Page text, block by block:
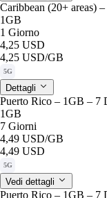
Caribbean (20+ areas)
1GB
1 Giorno
4,25 USD
4,25 USD/GB
5G
Dettagli
Puerto Rico – 1GB – 7
1GB
7 Giorni
4,49 USD/GB
4,49 USD
5G
Vedi dettagli
Puerto Rico – 1GB – 7